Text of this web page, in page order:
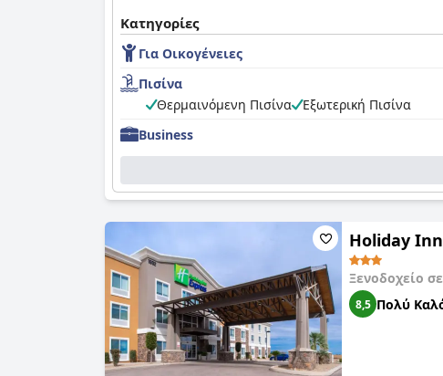
Κατηγορίες
Για Οικογένειες
Πισίνα
Θερμαινόμενη Πισίνα
Εξωτερική Πισίνα
Business
Holiday
Ξενοδοχείο σε
8,5 Πολύ